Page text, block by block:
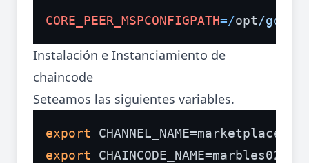
CORE_PEER_MSPCONFIGPATH=/opt/
Instalación e Instanciamiento de
chaincode
Seteamos las siguientes variables.
export
export